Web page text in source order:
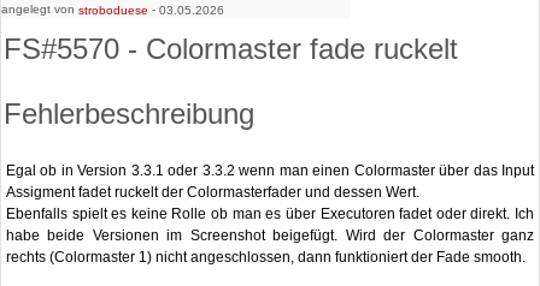
angelegt von stroboduese - 03.05.2026
FS#5570 - Colormaster fade ruckelt
Fehlerbeschreibung
Egal ob in Version 3.3.1 oder 3.3.2 wenn man einen Colormaster über das Input
Assigment fadet ruckelt der Colormasterfader und dessen Wert.
Ebenfalls spielt es keine Rolle ob man es über Executoren fadet oder direkt. Ich
habe beide Versionen im Screenshot beigefügt. Wird der Colormaster ganz
rechts (Colormaster 1) nicht angeschlossen, dann funktioniert der Fade smooth.